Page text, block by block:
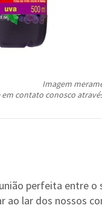
Imagem
contato conosco
perfeita entre
ao lar dos nossos